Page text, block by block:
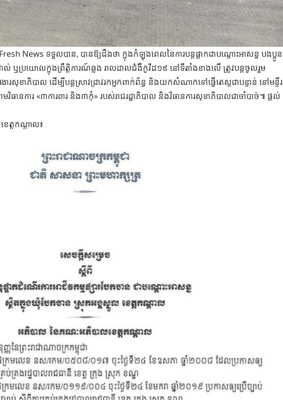
News ទទួលបាន, បានឱ្យដឹងថា ក្នុងកំឡុងពេលនៃការបន្តផ្អាកជាបណ្តោះអាសន្ន បងប្អូន
ាល់ ឬប្រយោលក្នុងព្រឹត្តិការណ៍ឆ្លង រាលដាលជំងឺកូវីដ១៩ នៅទីតាំងខាងលើ ត្រូវបន្តចូលរួម
រសុខាភិបាល ដើម្បីបន្តស្រាវជ្រាវរកអ្នកពាក់ព័ន្ធ និងយកសំណាកទៅធ្វើតេស្តជាបន្ទាន់ នៅមន្ទីរ
មវិធានការ «៣ការពារ និង៣កុំ» របស់រាជរដ្ឋាភិបាល និងវិធានការសុខាភិបាលជាចាំបាច់៕ ផ្តល់
េត្តកណ្តាល៖